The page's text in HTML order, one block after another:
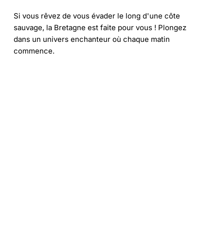
Si vous rêvez de vous évader le long d'une côte
sauvage, la Bretagne est faite pour vous ! Plongez
dans un univers enchanteur où chaque matin
commence.